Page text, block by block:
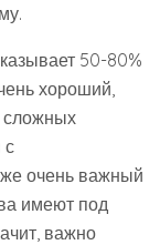
50-80%
хороший,
сложных
с
очень важный
имеют под
важно